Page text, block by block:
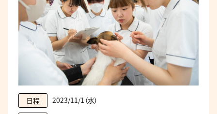
日程 2023/11/1（水）